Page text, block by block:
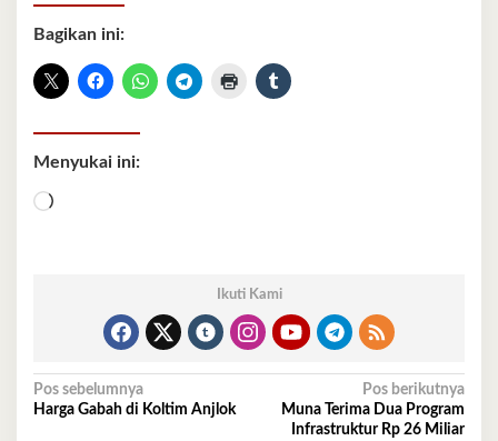
Bagikan ini:
Menyukai ini:
Memuat...
Ikuti Kami
Navigasi
pos
Pos sebelumnya
Harga Gabah di Koltim Anjlok
Pos berikutnya
Muna Terima Dua Program
Infrastruktur Rp 26 Miliar